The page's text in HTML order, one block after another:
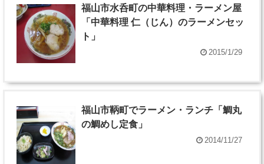
福山市水呑町の中華料理・ラーメン屋
「中華料理 仁（じん）のラーメンセッ
ト」
2015/1/29
福山市鞆町でラーメン・ランチ「鯛丸
の鯛めし定食」
2014/11/27